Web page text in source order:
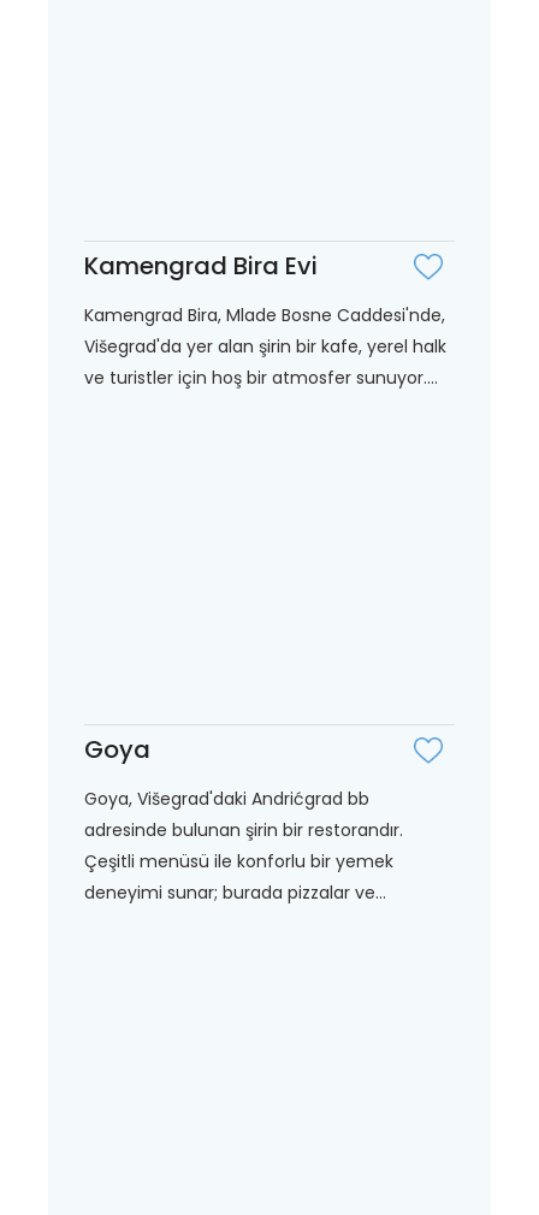
Kamengrad Bira Evi
Kamengrad Bira, Mlade Bosne Caddesi'nde,
Višegrad'da yer alan şirin bir kafe, yerel halk
ve turistler için hoş bir atmosfer sunuyor....
Goya
Goya, Višegrad'daki Andrićgrad bb
adresinde bulunan şirin bir restorandır.
Çeşitli menüsü ile konforlu bir yemek
deneyimi sunar; burada pizzalar ve...